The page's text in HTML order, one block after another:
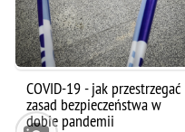
COVID-19 - jak przestrzegać
zasad bezpieczeństwa w
dobie pandemii